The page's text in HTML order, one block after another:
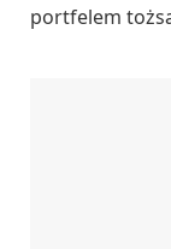
portfelem